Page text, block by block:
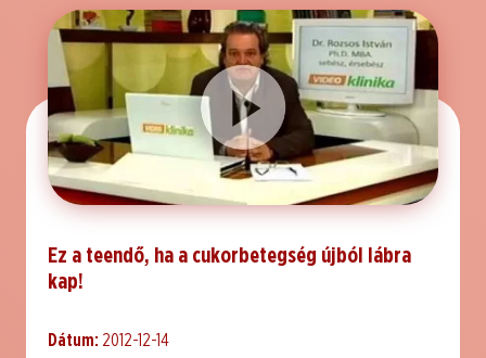
Ez a teendő, ha a cukorbetegség újból lábra
kap!
Dátum: 2012-12-14